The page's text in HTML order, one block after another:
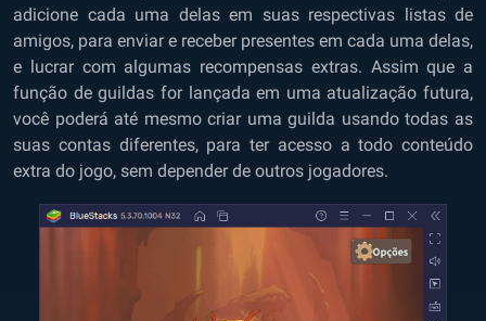
adicione cada uma delas em suas respectivas listas de
amigos, para enviar e receber presentes em cada uma delas,
e lucrar com algumas recompensas extras. Assim que a
função de guildas for lançada em uma atualização futura,
você poderá até mesmo criar uma guilda usando todas as
suas contas diferentes, para ter acesso a todo conteúdo
extra do jogo, sem depender de outros jogadores.